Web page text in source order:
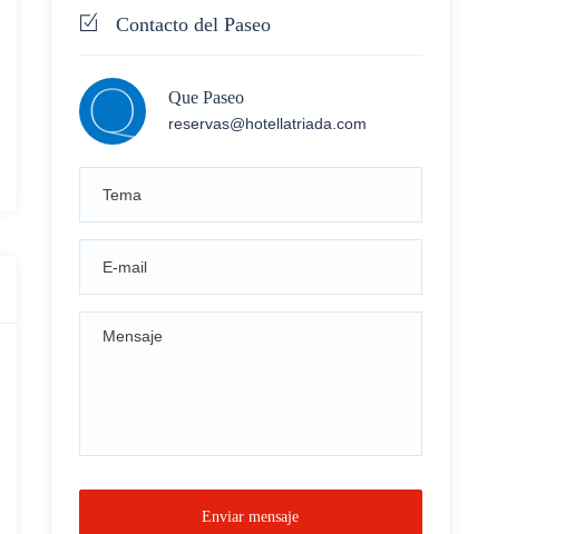
Contacto del Paseo
Que Paseo
reservas@hotellatriada.com
Enviar mensaje